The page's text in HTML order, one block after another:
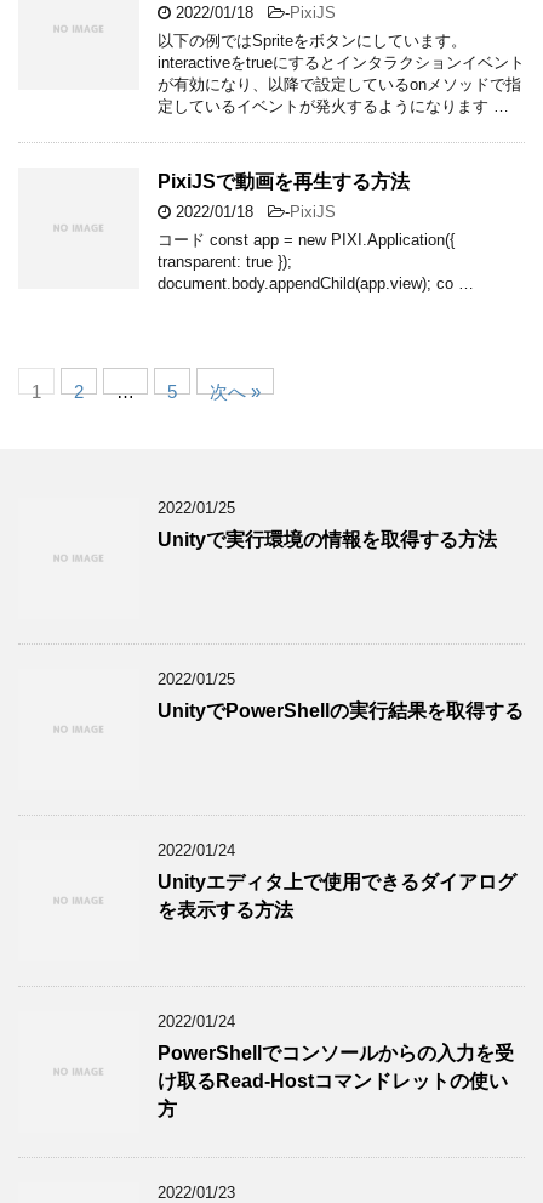
2022/01/18 -PixiJS
以下の例ではSpriteをボタンにしています。
interactiveをtrueにするとインタラクションイベント
が有効になり、以降で設定しているonメソッドで指
定しているイベントが発火するようになります …
PixiJSで動画を再生する方法
2022/01/18 -PixiJS
コード const app = new PIXI.Application({
transparent: true });
document.body.appendChild(app.view); co …
1 2 … 5 次へ »
2022/01/25
Unityで実行環境の情報を取得する方法
2022/01/25
UnityでPowerShellの実行結果を取得する
2022/01/24
Unityエディタ上で使用できるダイアログ
を表示する方法
2022/01/24
PowerShellでコンソールからの入力を受
け取るRead-Hostコマンドレットの使い
方
2022/01/23